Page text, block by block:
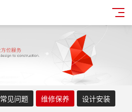
常见问题 维修保养
设计安装